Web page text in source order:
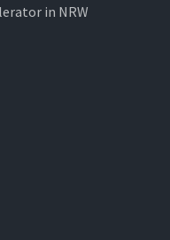
in NRW